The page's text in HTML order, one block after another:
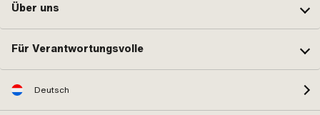
Über uns
Für Verantwortungsvolle
Deutsch